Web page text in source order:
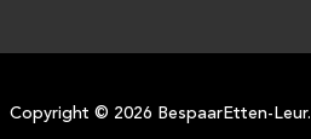
Copyright © 2026 BespaarEtten-Leur.